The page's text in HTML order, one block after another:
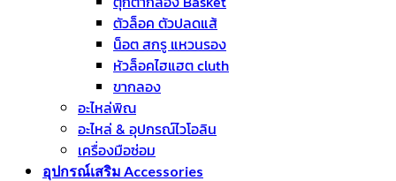
ตัวล็อค ตัวปลดแส้
น็อต สกรู แหวนรอง
หัวล็อคไฮแฮต cluth
ขากลอง
อะไหล่พิณ
อะไหล่ & อุปกรณ์ไวโอลิน
เครื่องมือซ่อม
อุปกรณ์เสริม Accessories